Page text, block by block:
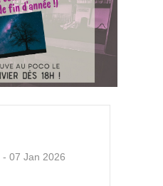
- 07 Jan 2026